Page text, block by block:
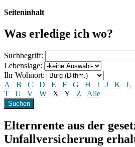
Seiteninhalt
Was erledige ich wo?
Suchbegriff:
Lebenslage:
Ihr Wohnort:
A
B C D E F G H I J K L
T
U V W X Y Z Alle
Elternrente aus der
Unfallversicherung